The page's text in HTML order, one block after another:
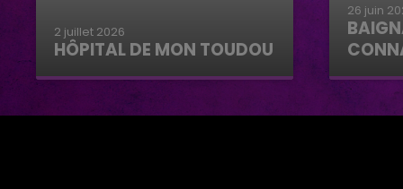
2 juillet 2026
HÔPITAL DE MON TOUDOU
Hôpital de mon Toudou
26 juin